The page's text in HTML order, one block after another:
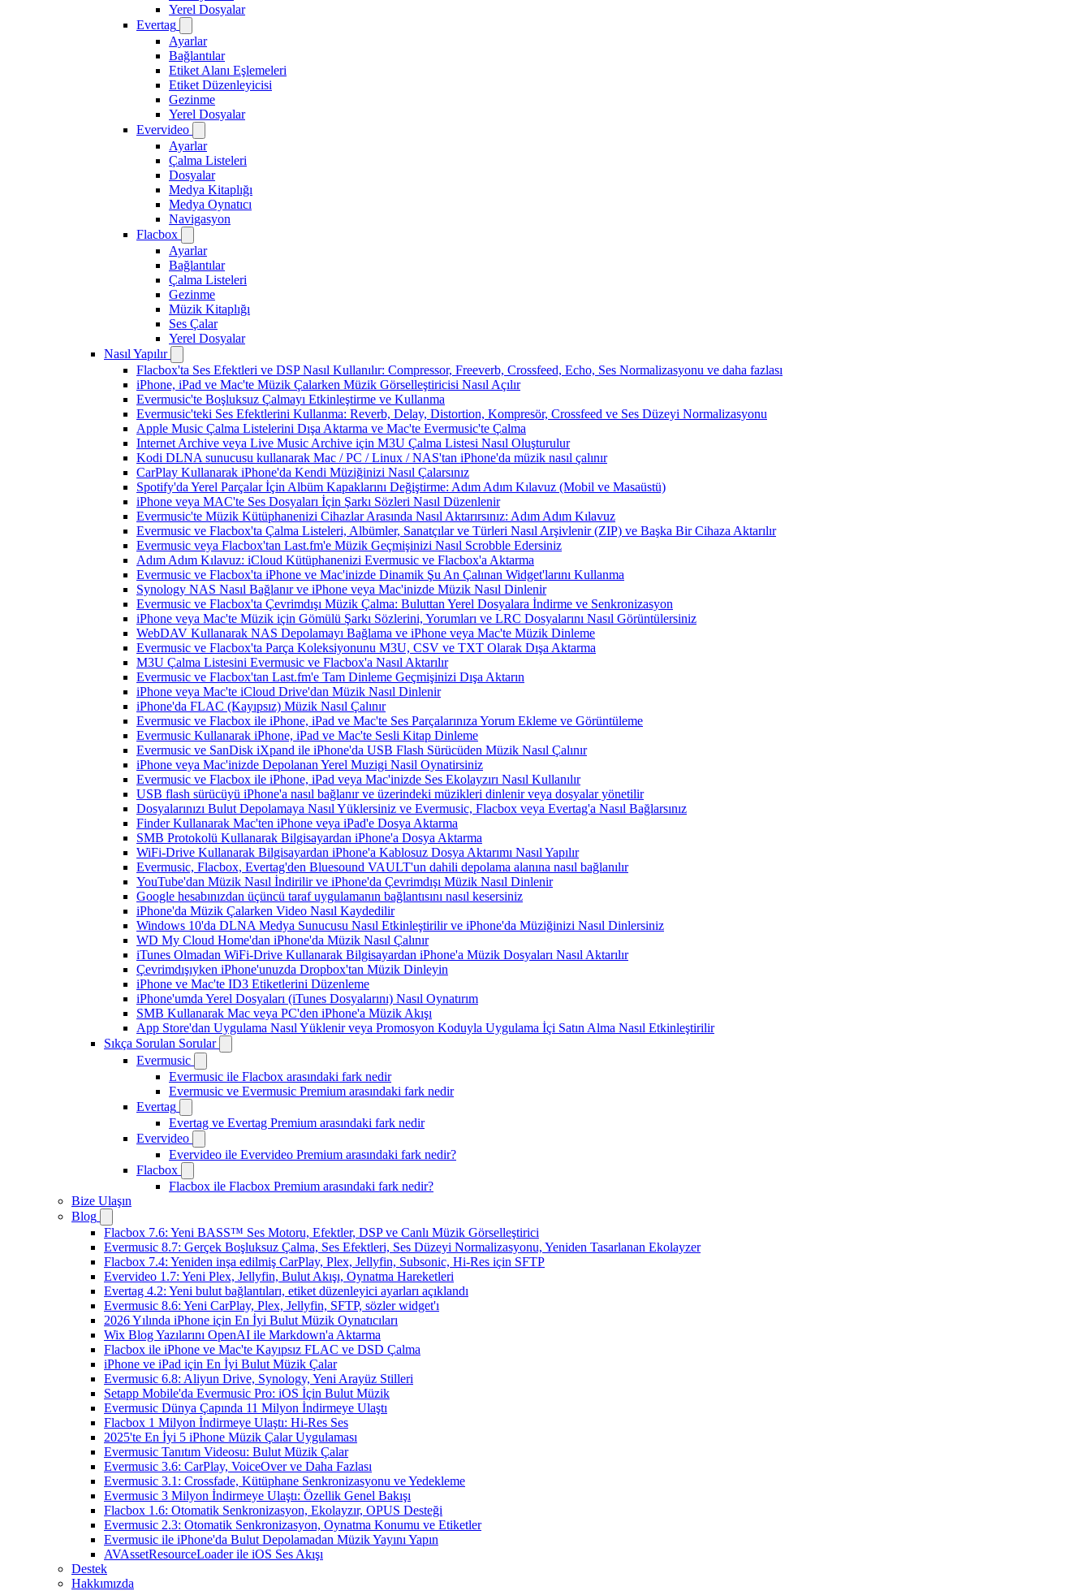
Yerel Dosyalar
Evertag
Ayarlar
Bağlantılar
Etiket Alanı Eşlemeleri
Etiket Düzenleyicisi
Gezinme
Yerel Dosyalar
Evervideo
Ayarlar
Çalma Listeleri
Dosyalar
Medya Kitaplığı
Medya Oynatıcı
Navigasyon
Flacbox
Ayarlar
Bağlantılar
Çalma Listeleri
Gezinme
Müzik Kitaplığı
Ses Çalar
Yerel Dosyalar
Nasıl Yapılır
Flacbox'ta Ses Efektleri ve DSP Nasıl Kullanılır: Compressor, Freeverb, Crossfeed, Echo, Ses Normalizasyonu ve daha fazlası
iPhone, iPad ve Mac'te Müzik Çalarken Müzik Görselleştiricisi Nasıl Açılır
Evermusic'te Boşluksuz Çalmayı Etkinleştirme ve Kullanma
Evermusic'teki Ses Efektlerini Kullanma: Reverb, Delay, Distortion, Kompresör, Crossfeed ve Ses Düzeyi Normalizasyonu
Apple Music Çalma Listelerini Dışa Aktarma ve Mac'te Evermusic'te Çalma
Internet Archive veya Live Music Archive için M3U Çalma Listesi Nasıl Oluşturulur
Kodi DLNA sunucusu kullanarak Mac / PC / Linux / NAS'tan iPhone'da müzik nasıl çalınır
CarPlay Kullanarak iPhone'da Kendi Müziğinizi Nasıl Çalarsınız
Spotify'da Yerel Parçalar İçin Albüm Kapaklarını Değiştirme: Adım Adım Kılavuz (Mobil ve Masaüstü)
iPhone veya MAC'te Ses Dosyaları İçin Şarkı Sözleri Nasıl Düzenlenir
Evermusic'te Müzik Kütüphanenizi Cihazlar Arasında Nasıl Aktarırsınız: Adım Adım Kılavuz
Evermusic ve Flacbox'ta Çalma Listeleri, Albümler, Sanatçılar ve Türleri Nasıl Arşivlenir (ZIP) ve Başka Bir Cihaza Aktarılır
Evermusic veya Flacbox'tan Last.fm'e Müzik Geçmişinizi Nasıl Scrobble Edersiniz
Adım Adım Kılavuz: iCloud Kütüphanenizi Evermusic ve Flacbox'a Aktarma
Evermusic ve Flacbox'ta iPhone ve Mac'inizde Dinamik Şu An Çalınan Widget'larını Kullanma
Synology NAS Nasıl Bağlanır ve iPhone veya Mac'inizde Müzik Nasıl Dinlenir
Evermusic ve Flacbox'ta Çevrimdışı Müzik Çalma: Buluttan Yerel Dosyalara İndirme ve Senkronizasyon
iPhone veya Mac'te Müzik için Gömülü Şarkı Sözlerini, Yorumları ve LRC Dosyalarını Nasıl Görüntülersiniz
WebDAV Kullanarak NAS Depolamayı Bağlama ve iPhone veya Mac'te Müzik Dinleme
Evermusic ve Flacbox'ta Parça Koleksiyonunu M3U, CSV ve TXT Olarak Dışa Aktarma
M3U Çalma Listesini Evermusic ve Flacbox'a Nasıl Aktarılır
Evermusic ve Flacbox'tan Last.fm'e Tam Dinleme Geçmişinizi Dışa Aktarın
iPhone veya Mac'te iCloud Drive'dan Müzik Nasıl Dinlenir
iPhone'da FLAC (Kayıpsız) Müzik Nasıl Çalınır
Evermusic ve Flacbox ile iPhone, iPad ve Mac'te Ses Parçalarınıza Yorum Ekleme ve Görüntüleme
Evermusic Kullanarak iPhone, iPad ve Mac'te Sesli Kitap Dinleme
Evermusic ve SanDisk iXpand ile iPhone'da USB Flash Sürücüden Müzik Nasıl Çalınır
iPhone veya Mac'inizde Depolanan Yerel Muzigi Nasil Oynatirsiniz
Evermusic ve Flacbox ile iPhone, iPad veya Mac'inizde Ses Ekolayzırı Nasıl Kullanılır
USB flash sürücüyü iPhone'a nasıl bağlanır ve üzerindeki müzikleri dinlenir veya dosyalar yönetilir
Dosyalarınızı Bulut Depolamaya Nasıl Yüklersiniz ve Evermusic, Flacbox veya Evertag'a Nasıl Bağlarsınız
Finder Kullanarak Mac'ten iPhone veya iPad'e Dosya Aktarma
SMB Protokolü Kullanarak Bilgisayardan iPhone'a Dosya Aktarma
WiFi-Drive Kullanarak Bilgisayardan iPhone'a Kablosuz Dosya Aktarımı Nasıl Yapılır
Evermusic, Flacbox, Evertag'den Bluesound VAULT'un dahili depolama alanına nasıl bağlanılır
YouTube'dan Müzik Nasıl İndirilir ve iPhone'da Çevrimdışı Müzik Nasıl Dinlenir
Google hesabınızdan üçüncü taraf uygulamanın bağlantısını nasıl kesersiniz
iPhone'da Müzik Çalarken Video Nasıl Kaydedilir
Windows 10'da DLNA Medya Sunucusu Nasıl Etkinleştirilir ve iPhone'da Müziğinizi Nasıl Dinlersiniz
WD My Cloud Home'dan iPhone'da Müzik Nasıl Çalınır
iTunes Olmadan WiFi-Drive Kullanarak Bilgisayardan iPhone'a Müzik Dosyaları Nasıl Aktarılır
Çevrimdışıyken iPhone'unuzda Dropbox'tan Müzik Dinleyin
iPhone ve Mac'te ID3 Etiketlerini Düzenleme
iPhone'umda Yerel Dosyaları (iTunes Dosyalarını) Nasıl Oynatırım
SMB Kullanarak Mac veya PC'den iPhone'a Müzik Akışı
App Store'dan Uygulama Nasıl Yüklenir veya Promosyon Koduyla Uygulama İçi Satın Alma Nasıl Etkinleştirilir
Sıkça Sorulan Sorular
Evermusic
Evermusic ile Flacbox arasındaki fark nedir
Evermusic ve Evermusic Premium arasındaki fark nedir
Evertag
Evertag ve Evertag Premium arasındaki fark nedir
Evervideo
Evervideo ile Evervideo Premium arasındaki fark nedir?
Flacbox
Flacbox ile Flacbox Premium arasındaki fark nedir?
Bize Ulaşın
Blog
Flacbox 7.6: Yeni BASS™ Ses Motoru, Efektler, DSP ve Canlı Müzik Görselleştirici
Evermusic 8.7: Gerçek Boşluksuz Çalma, Ses Efektleri, Ses Düzeyi Normalizasyonu, Yeniden Tasarlanan Ekolayzer
Flacbox 7.4: Yeniden inşa edilmiş CarPlay, Plex, Jellyfin, Subsonic, Hi-Res için SFTP
Evervideo 1.7: Yeni Plex, Jellyfin, Bulut Akışı, Oynatma Hareketleri
Evertag 4.2: Yeni bulut bağlantıları, etiket düzenleyici ayarları açıklandı
Evermusic 8.6: Yeni CarPlay, Plex, Jellyfin, SFTP, sözler widget'ı
2026 Yılında iPhone için En İyi Bulut Müzik Oynatıcıları
Wix Blog Yazılarını OpenAI ile Markdown'a Aktarma
Flacbox ile iPhone ve Mac'te Kayıpsız FLAC ve DSD Çalma
iPhone ve iPad için En İyi Bulut Müzik Çalar
Evermusic 6.8: Aliyun Drive, Synology, Yeni Arayüz Stilleri
Setapp Mobile'da Evermusic Pro: iOS İçin Bulut Müzik
Evermusic Dünya Çapında 11 Milyon İndirmeye Ulaştı
Flacbox 1 Milyon İndirmeye Ulaştı: Hi-Res Ses
2025'te En İyi 5 iPhone Müzik Çalar Uygulaması
Evermusic Tanıtım Videosu: Bulut Müzik Çalar
Evermusic 3.6: CarPlay, VoiceOver ve Daha Fazlası
Evermusic 3.1: Crossfade, Kütüphane Senkronizasyonu ve Yedekleme
Evermusic 3 Milyon İndirmeye Ulaştı: Özellik Genel Bakışı
Flacbox 1.6: Otomatik Senkronizasyon, Ekolayzır, OPUS Desteği
Evermusic 2.3: Otomatik Senkronizasyon, Oynatma Konumu ve Etiketler
Evermusic ile iPhone'da Bulut Depolamadan Müzik Yayını Yapın
AVAssetResourceLoader ile iOS Ses Akışı
Destek
Hakkımızda